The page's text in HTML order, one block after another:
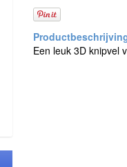
Een leuk 3D knipvel